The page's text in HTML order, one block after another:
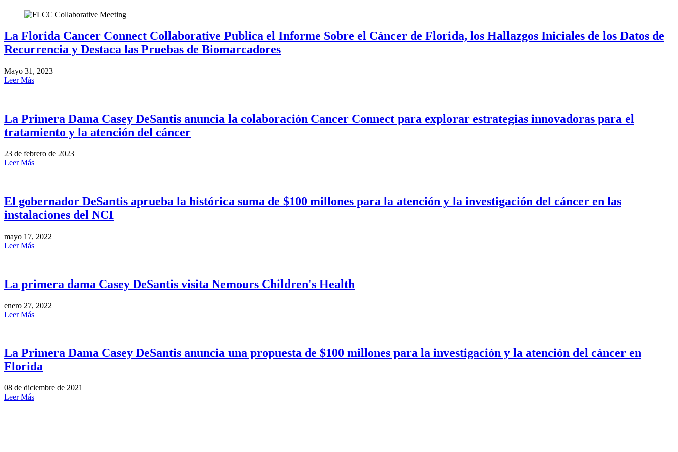
La Florida Cancer Connect Collaborative Publica el Informe Sobre el Cáncer de Florida, los Hallazgos Iniciales de los Datos de
Recurrencia y Destaca las Pruebas de Biomarcadores
Mayo 31, 2023
Leer Más
La Primera Dama Casey DeSantis anuncia la colaboración Cancer Connect para explorar estrategias innovadoras para el
tratamiento y la atención del cáncer
23 de febrero de 2023
Leer Más
El gobernador DeSantis aprueba la histórica suma de $100 millones para la atención y la investigación del cáncer en las
instalaciones del NCI
mayo 17, 2022
Leer Más
La primera dama Casey DeSantis visita Nemours Children's Health
enero 27, 2022
Leer Más
La Primera Dama Casey DeSantis anuncia una propuesta de $100 millones para la investigación y la atención del cáncer en
Florida
08 de diciembre de 2021
Leer Más